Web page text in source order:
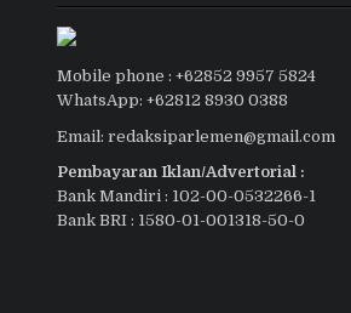
Mobile phone : +62852 9957 5824
WhatsApp: +62812 8930 0388
Email: redaksiparlemen@gmail.com
Pembayaran Iklan/Advertorial :
Bank Mandiri : 102-00-0532266-1
Bank BRI : 1580-01-001318-50-0